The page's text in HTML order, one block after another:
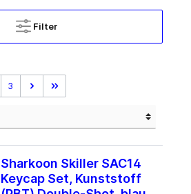
Filter
3
Sharkoon Skiller SAC14
Keycap Set, Kunststoff